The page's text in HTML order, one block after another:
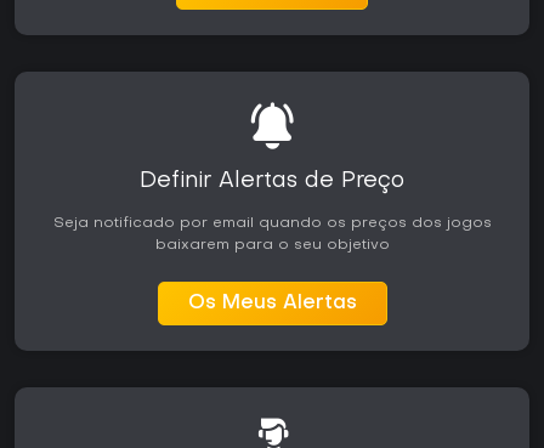
Definir Alertas de Preço
Seja notificado por email quando os preços dos jogos
baixarem para o seu objetivo
Os Meus Alertas